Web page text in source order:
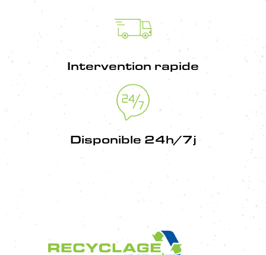
Intervention rapide
Disponible 24h/7j